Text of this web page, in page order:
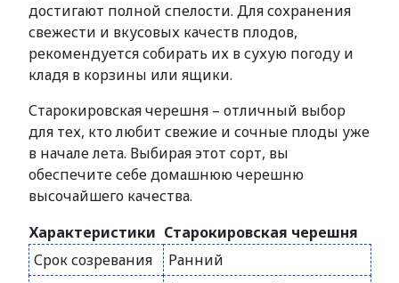
достигают полной спелости. Для сохранения
свежести и вкусовых качеств плодов,
рекомендуется собирать их в сухую погоду и
кладя в корзины или ящики.
Старокировская черешня – отличный выбор
для тех, кто любит свежие и сочные плоды уже
в начале лета. Выбирая этот сорт, вы
обеспечите себе домашнюю черешню
высочайшего качества.
Характеристики Старокировская черешня
Срок созревания
Ранний